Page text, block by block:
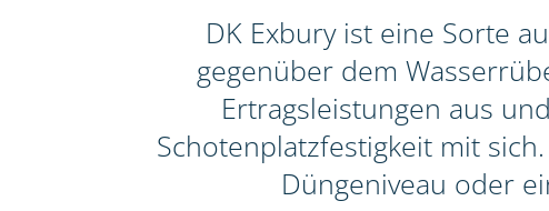
DK Exbury ist eine Sorte
gegenüber dem
Ertragsleistungen aus
Schotenplatzfestigkeit mit
Düngeniveau oder